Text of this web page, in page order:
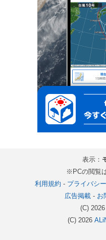
表示：
※PCの閲覧
利用規約 - プライバシ
広告掲載- お
(C) 2026
(C) 2026